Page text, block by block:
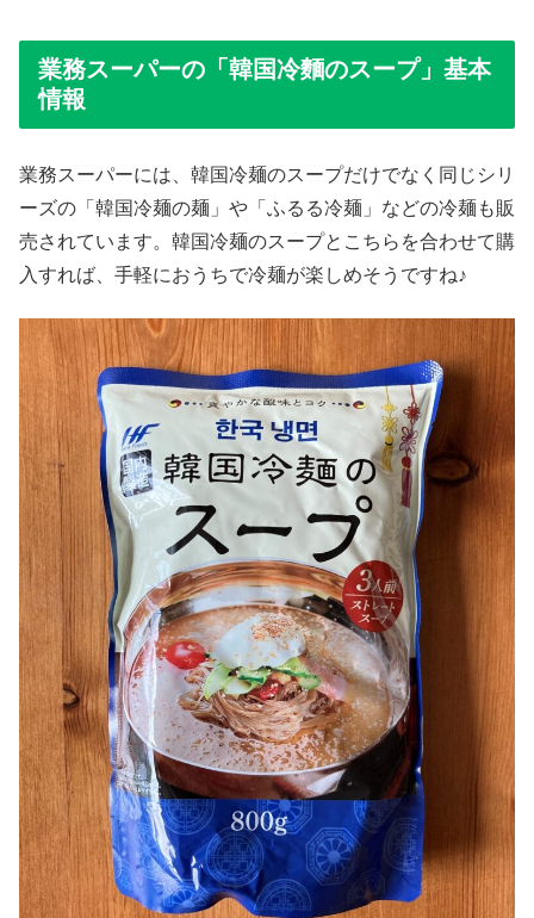
業務スーパーの「韓国冷麵のスープ」基本
情報
業務スーパーには、韓国冷麺のスープだけでなく同じシリ
ーズの「韓国冷麺の麺」や「ふるる冷麺」などの冷麺も販
売されています。韓国冷麺のスープとこちらを合わせて購
入すれば、手軽におうちで冷麺が楽しめそうですね♪